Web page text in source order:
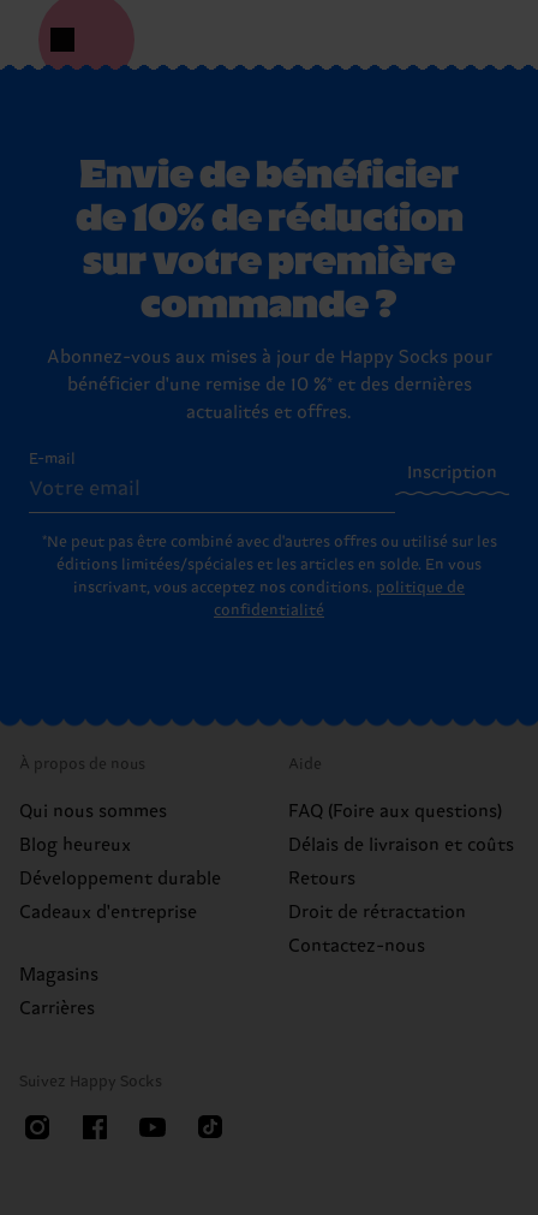
Envie de bénéficier
de 10% de réduction
sur votre première
commande ?
Abonnez-vous aux mises à jour de Happy Socks pour
bénéficier d'une remise de 10 %* et des dernières
actualités et offres.
E-mail
Inscription
*Ne peut pas être combiné avec d'autres offres ou utilisé sur les
éditions limitées/spéciales et les articles en solde. En vous
inscrivant, vous acceptez nos conditions. politique de
confidentialité
À propos de nous
Qui nous sommes
Blog heureux
Développement durable
Cadeaux d'entreprise
Magasins
Carrières
Aide
FAQ (Foire aux questions)
Délais de livraison et coûts
Retours
Droit de rétractation
Contactez-nous
Suivez Happy Socks